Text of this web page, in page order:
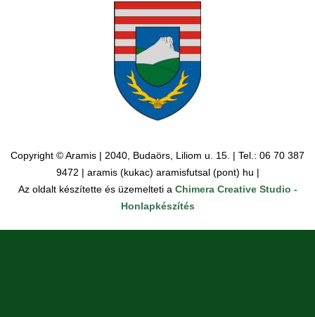
Copyright © Aramis | 2040, Budaörs, Liliom u. 15. | Tel.: 06 70 387
9472 | aramis (kukac) aramisfutsal (pont) hu |
Az oldalt készítette és üzemelteti a Chimera Creative Studio -
Honlapkészítés